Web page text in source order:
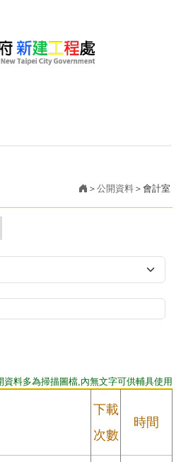
公開資料 會計室
資料多為掃描圖檔,內無文字可供輔具使用
下載
次數
時間